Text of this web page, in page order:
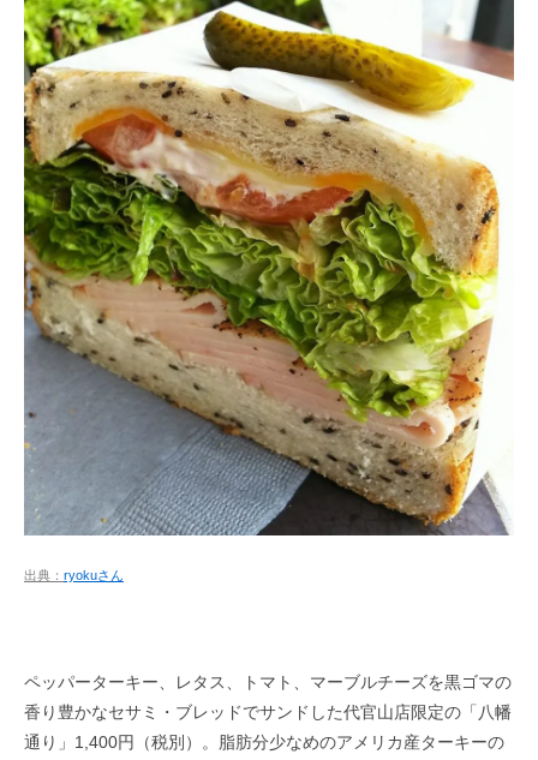
出典： ryokuさん
ペッパーターキー、レタス、トマト、マーブルチーズを黒ゴマの
香り豊かなセサミ・ブレッドでサンドした代官山店限定の「八幡
通り」1,400円（税別）。脂肪分少なめのアメリカ産ターキーの